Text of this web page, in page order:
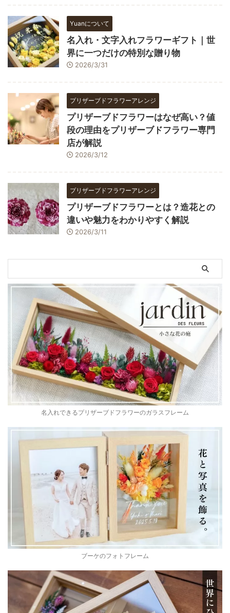
Yuanについて
名入れ・文字入れフラワーギフト｜世
界に一つだけの特別な贈り物
2026/3/31
プリザーブドフラワーアレンジ
プリザーブドフラワーはなぜ高い？値
段の理由をプリザーブドフラワー専門
店が解説
2026/3/12
プリザーブドフラワーアレンジ
プリザーブドフラワーとは？造花との
違いや魅力をわかりやすく解説
2026/3/11
名入れできるプリザーブドフラワーのガラスフレーム
ブーケのフォトフレーム